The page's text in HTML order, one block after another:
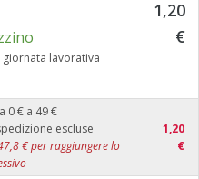
giornata lavorativa
1,20
€
0 € a 49 €
escluse
€ per raggiungere lo
1,20
€